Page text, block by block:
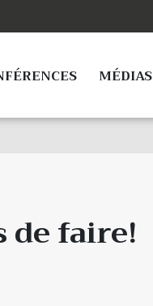
MÉDIAS
de faire!